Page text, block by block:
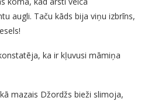
augli. Taču kāds bija viņu izbrīns,
ka ir kļuvusi māmiņa
mazais Džordžs bieži slimoja,